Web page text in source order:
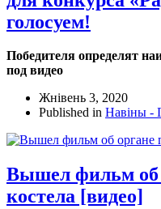
голосуем!
Победителя определят
под видео
Жнівень 3, 2020
Published in Навіны -
Вышел фильм об
костела [видео]